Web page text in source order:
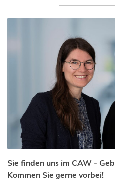
Sie finden uns im CAW -
Kommen Sie gerne vorbei!